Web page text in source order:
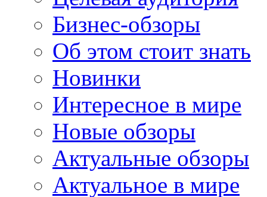
Бизнес-обзоры
Об этом стоит знать
Новинки
Интересное в мире
Новые обзоры
Актуальные обзоры
Актуальное в мире